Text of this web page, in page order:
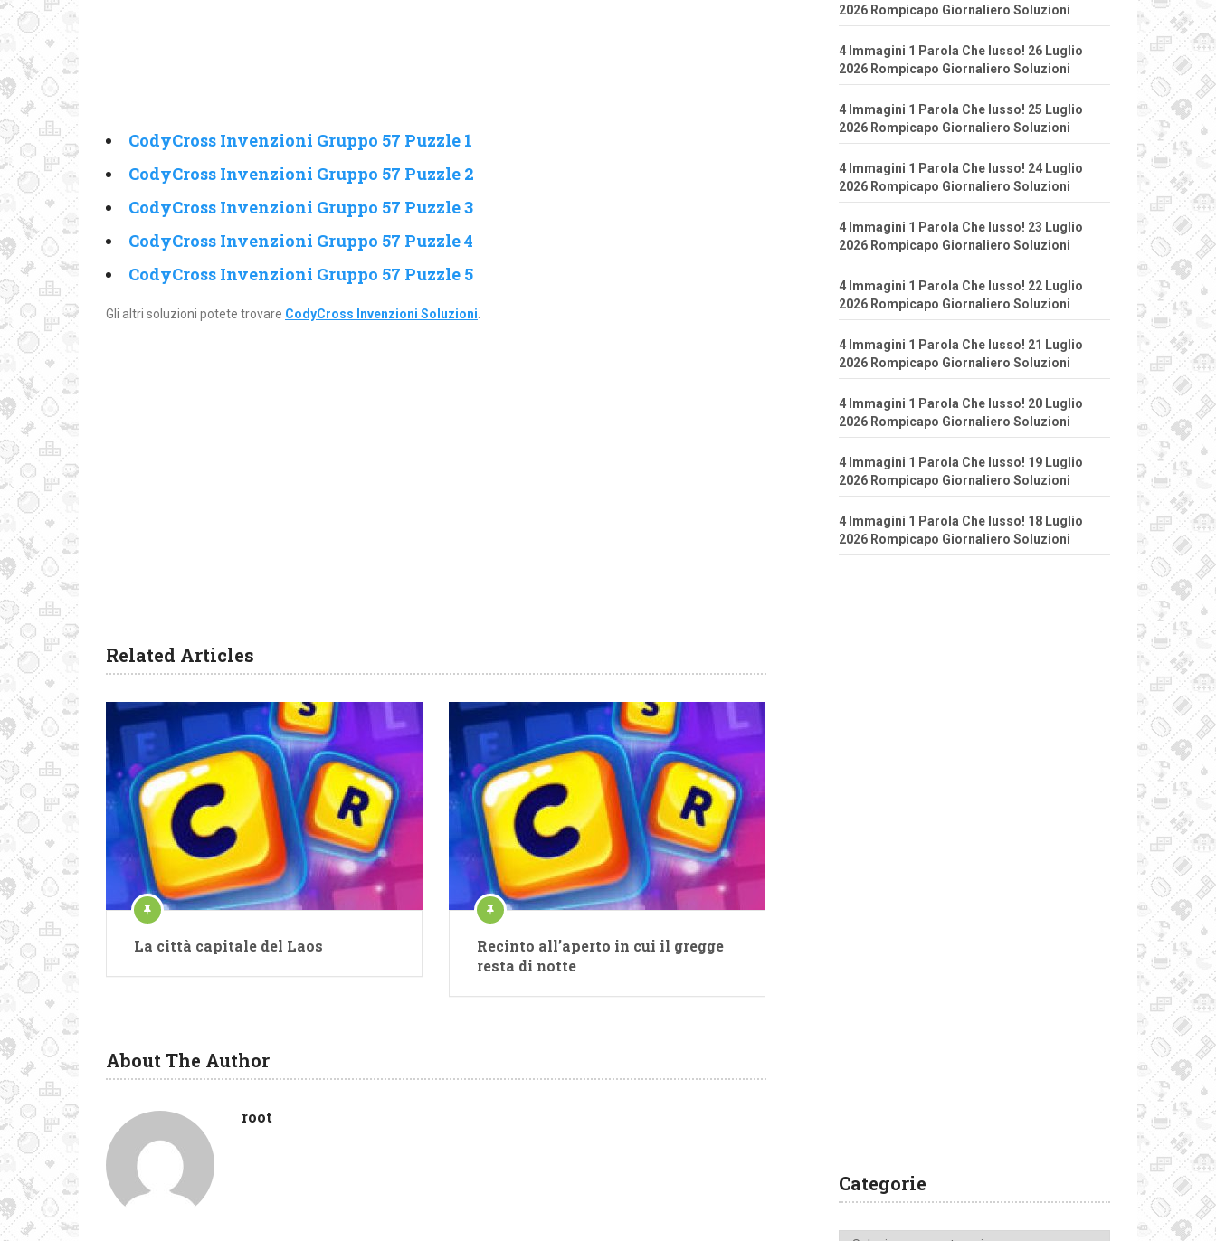
CodyCross Invenzioni Gruppo 57 Puzzle 1
CodyCross Invenzioni Gruppo 57 Puzzle 2
CodyCross Invenzioni Gruppo 57 Puzzle 3
CodyCross Invenzioni Gruppo 57 Puzzle 4
CodyCross Invenzioni Gruppo 57 Puzzle 5
Gli altri soluzioni potete trovare CodyCross Invenzioni Soluzioni
Related Articles
La città capitale del Laos
Recinto all’aperto in cui il gregge
resta di notte
About The Author
root
2026 Rompicapo Giornaliero Soluzioni
4 Immagini 1 Parola Che lusso! 26 Luglio
2026 Rompicapo Giornaliero Soluzioni
4 Immagini 1 Parola Che lusso! 25 Luglio
2026 Rompicapo Giornaliero Soluzioni
4 Immagini 1 Parola Che lusso! 24 Luglio
2026 Rompicapo Giornaliero Soluzioni
4 Immagini 1 Parola Che lusso! 23 Luglio
2026 Rompicapo Giornaliero Soluzioni
4 Immagini 1 Parola Che lusso! 22 Luglio
2026 Rompicapo Giornaliero Soluzioni
4 Immagini 1 Parola Che lusso! 21 Luglio
2026 Rompicapo Giornaliero Soluzioni
4 Immagini 1 Parola Che lusso! 20 Luglio
2026 Rompicapo Giornaliero Soluzioni
4 Immagini 1 Parola Che lusso! 19 Luglio
2026 Rompicapo Giornaliero Soluzioni
4 Immagini 1 Parola Che lusso! 18 Luglio
2026 Rompicapo Giornaliero Soluzioni
Categorie